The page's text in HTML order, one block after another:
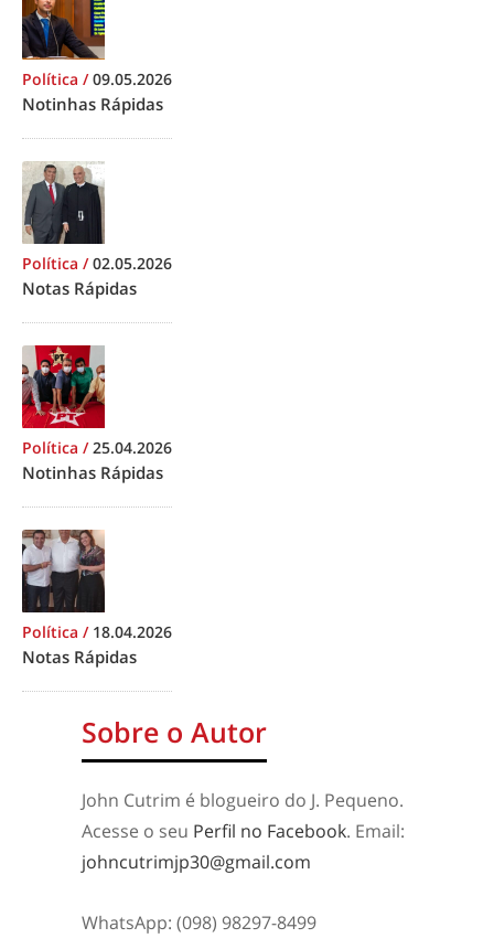
Política /09.05.2026
Notinhas Rápidas
Política /02.05.2026
Notas Rápidas
Política /25.04.2026
Notinhas Rápidas
Política / 18.04.2026
Notas Rápidas
Sobre o Autor
John Cutrim é blogueiro do J. Pequeno.
Acesse o seu Perfil no Facebook. Email:
johncutrimjp30@gmail.com
WhatsApp: (098) 98297-8499